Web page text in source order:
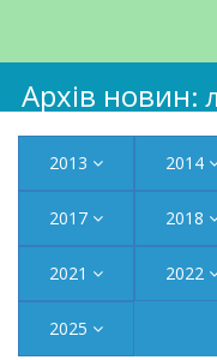
Архів новин:
2013 2014
2017 2018
2021 2022
2025